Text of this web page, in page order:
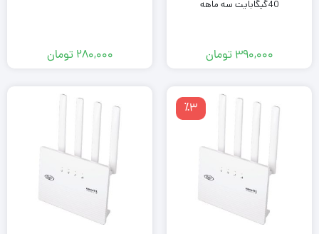
40گیگابایت سه ماهه
۳۹۰,۰۰۰ تومان ۲۸۰,۰۰۰ تومان
٪3